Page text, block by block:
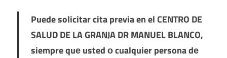
Puede solicitar cita previa en elCENTRO DE
SALUD DE LA GRANJA DR MANUEL BLANCO,
siempre quе usted ο cualquier persona dе